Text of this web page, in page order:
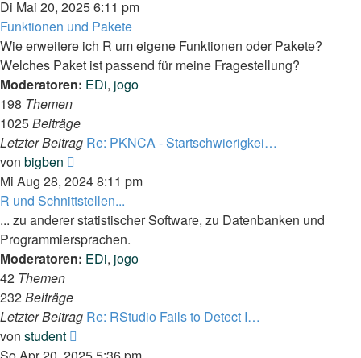
Beitrag
Di Mai 20, 2025 6:11 pm
Funktionen und Pakete
Wie erweitere ich R um eigene Funktionen oder Pakete?
Welches Paket ist passend für meine Fragestellung?
Moderatoren: EDi, jogo
198 Themen
1025Beiträge
Letzter Beitrag Re: PKNCA - Startschwierigkei…
von bigben
Beitrag
Mi Aug 28, 2024 8:11 pm
R und Schnittstellen...
... zu anderer statistischer Software, zu Datenbanken und
Programmiersprachen.
Moderatoren: EDi, jogo
42 Themen
232Beiträge
Letzter Beitrag Re: RStudio Fails to Detect I…
von student